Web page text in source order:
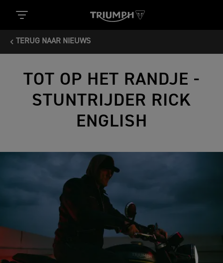
TERUG NAAR NIEUWS
TOT OP HET RANDJE -
STUNTRIJDER RICK
ENGLISH